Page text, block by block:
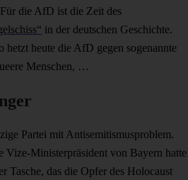
die AfD ist die Zeit des
in der deutschen Geschichte.
hetzt heute die AfD gegen sogenannte
Menschen, …
Partei mit Antisemitismusproblem.
Vize-Ministerpräsident von Bayern hatte
Tasche, das die Opfer des Holocaust